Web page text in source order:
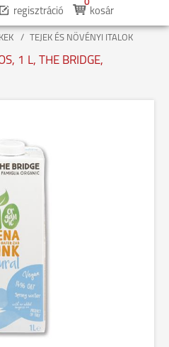
regisztráció kosár
0
TEJEK ÉS NÖVÉNYI ITALOK
1 L, THE BRIDGE,